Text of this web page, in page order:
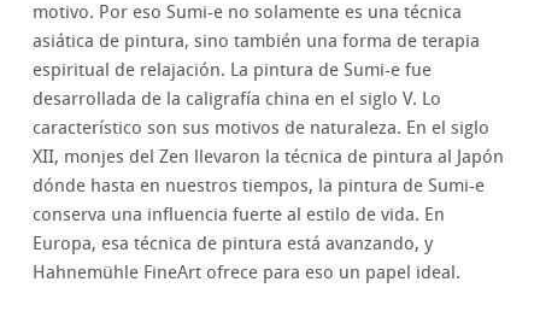
motivo. Por eso Sumi-e no solamente es una técnica
asiática de pintura, sino también una forma de terapia
espiritual de relajación. La pintura de Sumi-e fue
desarrollada de la caligrafía china en el siglo V. Lo
característico son sus motivos de naturaleza. En el siglo
XII, monjes del Zen llevaron la técnica de pintura al Japón
dónde hasta en nuestros tiempos, la pintura de Sumi-e
conserva una influencia fuerte al estilo de vida. En
Europa, esa técnica de pintura está avanzando, y
Hahnemühle FineArt ofrece para eso un papel ideal.